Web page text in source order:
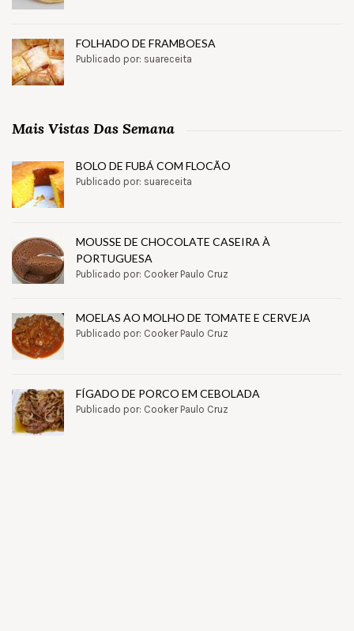
FOLHADO DE FRAMBOESA
Publicado por: suareceita
Mais Vistas Das Semana
BOLO DE FUBÁ COM FLOCÃO
Publicado por: suareceita
MOUSSE DE CHOCOLATE CASEIRA À
PORTUGUESA
Publicado por: Cooker Paulo Cruz
MOELAS AO MOLHO DE TOMATE E CERVEJA
Publicado por: Cooker Paulo Cruz
FÍGADO DE PORCO EM CEBOLADA
Publicado por: Cooker Paulo Cruz